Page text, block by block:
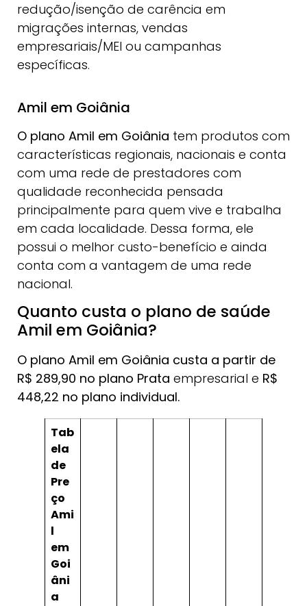
redução/isenção de carência em
migrações internas, vendas
empresariais/MEI ou campanhas
específicas.
Amil em Goiânia
O plano Amil em Goiânia tem produtos com
características regionais, nacionais e conta
com uma rede de prestadores com
qualidade reconhecida pensada
principalmente para quem vive e trabalha
em cada localidade. Dessa forma, ele
possui o melhor custo-benefício e ainda
conta com a vantagem de uma rede
nacional.
Quanto custa o plano de saúde
Amil em Goiânia?
O plano Amil em Goiânia custa a partir de
R$ 289,90 no plano Prata empresarial e R$
448,22 no plano individual.
Tab
ela
de
Pre
ço
Ami
l
em
Goi
âni
a